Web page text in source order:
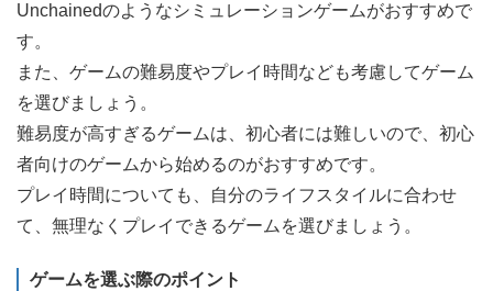
Unchainedのようなシミュレーションゲームがおすすめで
す。
また、ゲームの難易度やプレイ時間なども考慮してゲーム
を選びましょう。
難易度が高すぎるゲームは、初心者には難しいので、初心
者向けのゲームから始めるのがおすすめです。
プレイ時間についても、自分のライフスタイルに合わせ
て、無理なくプレイできるゲームを選びましょう。
ゲームを選ぶ際のポイント